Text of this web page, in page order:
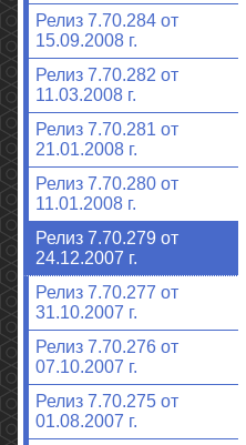
Релиз 7.70.284 от
15.09.2008 г.
Релиз 7.70.282 от
11.03.2008 г.
Релиз 7.70.281 от
21.01.2008 г.
Релиз 7.70.280 от
11.01.2008 г.
Релиз 7.70.279 от
24.12.2007 г.
Релиз 7.70.277 от
31.10.2007 г.
Релиз 7.70.276 от
07.10.2007 г.
Релиз 7.70.275 от
01.08.2007 г.